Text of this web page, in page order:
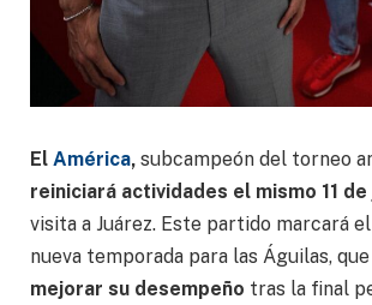
El América, subcampeón del torneo
reiniciará actividades el mismo 11 de
visita a Juárez. Este partido marcará
nueva temporada para las Águilas, que
mejorar su desempeño tras la final